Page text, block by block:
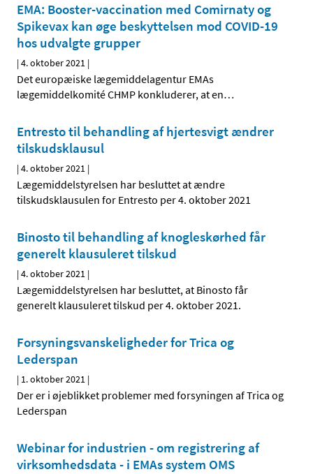
EMA: Booster-vaccination med Comirnaty og
Spikevax kan øge beskyttelsen mod COVID-19
hos udvalgte grupper
|4. oktober 2021 |
Det europæiske lægemiddelagentur EMAs
lægemiddelkomité CHMP konkluderer, at en…
Entresto til behandling af hjertesvigt ændrer
tilskudsklausul
|4. oktober 2021 |
Lægemiddelstyrelsen har besluttet at ændre
tilskudsklausulen for Entresto per 4. oktober 2021
Binosto til behandling af knogleskørhed får
generelt klausuleret tilskud
|4. oktober 2021 |
Lægemiddelstyrelsen har besluttet, at Binosto får
generelt klausuleret tilskud per 4. oktober 2021.
Forsyningsvanskeligheder for Trica og
Lederspan
| 1. oktober 2021 |
Der er i øjeblikket problemer med forsyningen af Trica og
Lederspan
Webinar for industrien - om registrering af
virksomhedsdata - i EMAs system OMS